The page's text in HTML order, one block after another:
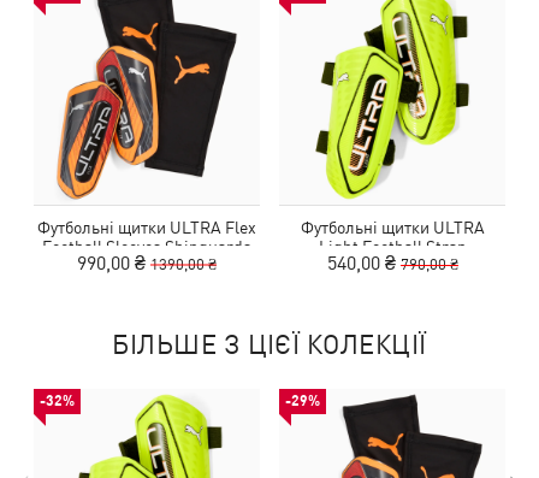
Футбольні щитки ULTRA Flex
Football Sleeves Shinguards
990,00 ₴ 1390,00 ₴
Футбольні щитки ULTRA
Light Football Strap
Shinguards
540,00 ₴ 790,00 ₴
БІЛЬШЕ З ЦІЄЇ КОЛЕКЦІЇ
-32% -29%